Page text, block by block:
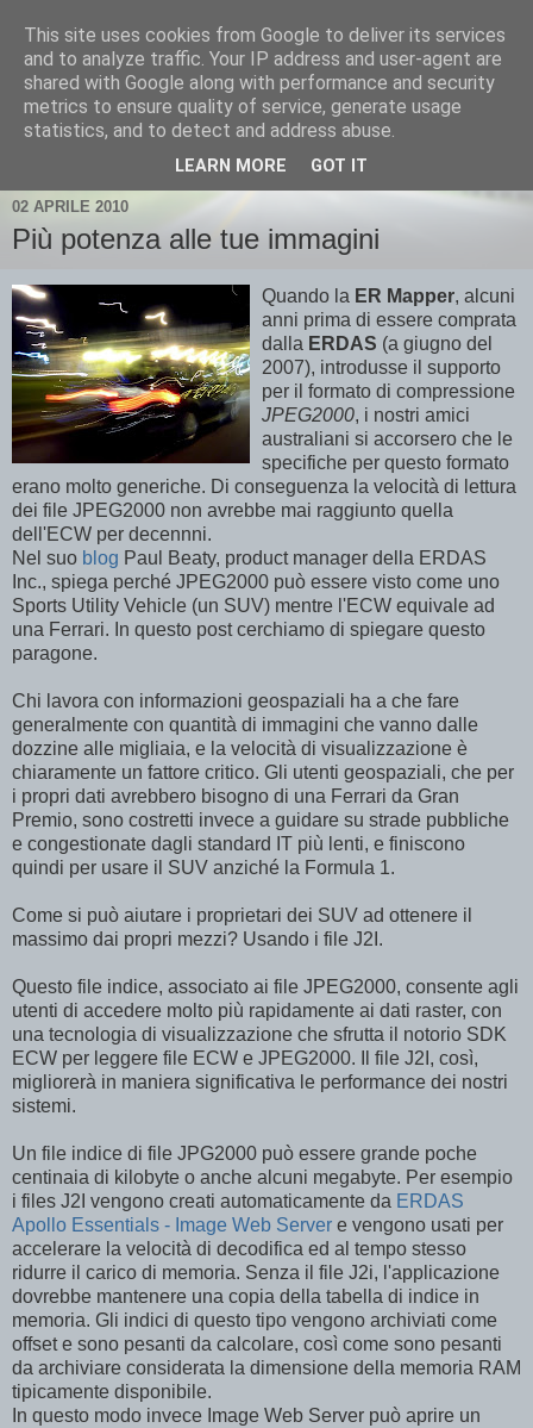
02 APRILE 2010
Più potenza alle tue immagini
Quando la ER Mapper, alcuni
anni prima di essere comprata
dalla ERDAS (a giugno del
2007), introdusse il supporto
per il formato di compressione
JPEG2000, i nostri amici
australiani si accorsero che le
specifiche per questo formato
erano molto generiche. Di conseguenza la velocità di lettura
dei file JPEG2000 non avrebbe mai raggiunto quella
dell'ECW per decennni.
Nel suo blog Paul Beaty, product manager della ERDAS
Inc., spiega perché JPEG2000 può essere visto come uno
Sports Utility Vehicle (un SUV) mentre l'ECW equivale ad
una Ferrari. In questo post cerchiamo di spiegare questo
paragone.
Chi lavora con informazioni geospaziali ha a che fare
generalmente con quantità di immagini che vanno dalle
dozzine alle migliaia, e la velocità di visualizzazione è
chiaramente un fattore critico. Gli utenti geospaziali, che per
i propri dati avrebbero bisogno di una Ferrari da Gran
Premio, sono costretti invece a guidare su strade pubbliche
e congestionate dagli standard IT più lenti, e finiscono
quindi per usare il SUV anziché la Formula 1.
Come si può aiutare i proprietari dei SUV ad ottenere il
massimo dai propri mezzi? Usando i file J2I.
Questo file indice, associato ai file JPEG2000, consente agli
utenti di accedere molto più rapidamente ai dati raster, con
una tecnologia di visualizzazione che sfrutta il notorio SDK
ECW per leggere file ECW e JPEG2000. Il file J2I, così,
migliorerà in maniera significativa le performance dei nostri
sistemi.
Un file indice di file JPG2000 può essere grande poche
centinaia di kilobyte o anche alcuni megabyte. Per esempio
i files J2I vengono creati automaticamente da ERDAS
Apollo Essentials - Image Web Server e vengono usati per
accelerare la velocità di decodifica ed al tempo stesso
ridurre il carico di memoria. Senza il file J2i, l'applicazione
dovrebbe mantenere una copia della tabella di indice in
memoria. Gli indici di questo tipo vengono archiviati come
offset e sono pesanti da calcolare, così come sono pesanti
da archiviare considerata la dimensione della memoria RAM
tipicamente disponibile.
In questo modo invece Image Web Server può aprire un
This site uses cookies from Google to deliver its services
and to analyze traffic. Your IP address and user-agent are
shared with Google along with performance and security
metrics to ensure quality of service, generate usage
statistics, and to detect and address abuse.
LEARN MORE GOT IT